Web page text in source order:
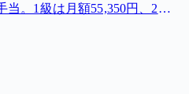
。1級は月額55,350円、2級